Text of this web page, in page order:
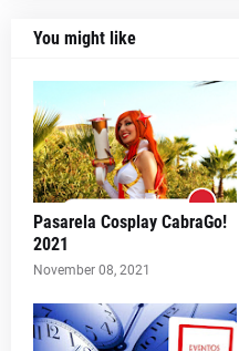
You might like
Pasarela Cosplay CabraGo!
2021
November 08, 2021